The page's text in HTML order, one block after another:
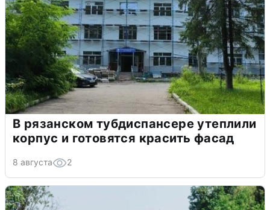
В рязанском тубдиспансере утеплили
корпус и готовятся красить фасад
8 августа 2